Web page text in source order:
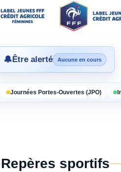
🔔Être alerté Aucune en cours
Journées Portes-Ouvertes (JPO)
Repères sportifs